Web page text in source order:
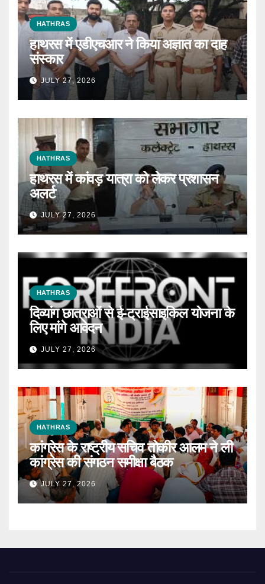
HATHRAS
हाथरस में एडीएचआर ने किया अज्ञात का दाह
संस्कार
JULY 27, 2026
HATHRAS
हाथरस में कांवड़ यात्रा को लेकर प्रशासन
अलर्ट
JULY 27, 2026
HATHRAS
दिव्यांग छात्राओं से ई-ट्राईसाइकिल योजना के
लिए मांगे आवेदन
JULY 27, 2026
HATHRAS
कांग्रेस के राष्ट्रीय सचिव तोकीर आलम ने ली
कांग्रेस की संगठन समीक्षा बैठक
JULY 27, 2026